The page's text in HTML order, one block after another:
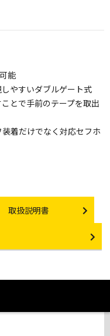
能
やすいダブルゲート式
とで手前のテープを取出
着だけでなく対応セフホ
Instruction manual
取扱説明書